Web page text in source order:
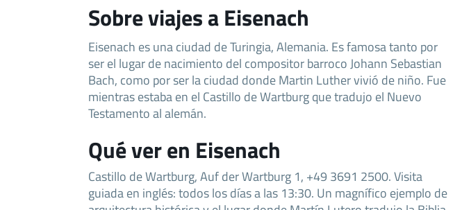
Sobre viajes a Eisenach
Eisenach es una ciudad de Turingia, Alemania. Es famosa tanto por
ser el lugar de nacimiento del compositor barroco Johann Sebastian
Bach, como por ser la ciudad donde Martin Luther vivió de niño. Fue
mientras estaba en el Castillo de Wartburg que tradujo el Nuevo
Testamento al alemán.
Qué ver en Eisenach
Castillo de Wartburg, Auf der Wartburg 1, +49 3691 2500. Visita
guiada en inglés: todos los días a las 13:30. Un magnífico ejemplo de